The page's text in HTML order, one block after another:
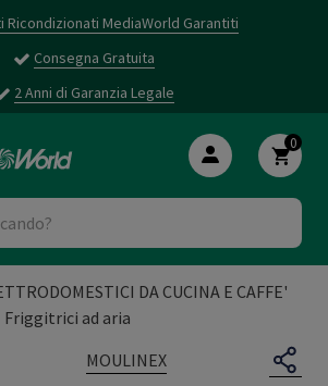
Ricondizionati MediaWorld Garantiti
Consegna Gratuita
2 Anni di Garanzia Legale
0
DA CUCINA E CAFFE'
Friggitrici ad aria
MOULINEX